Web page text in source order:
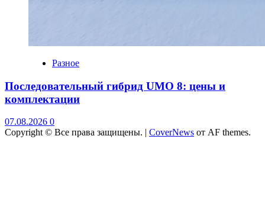
Разное
Последовательный гибрид UMO 8: цены и
комплектации
07.08.2026 0
Copyright © Все права защищены. | CoverNews от AF themes.